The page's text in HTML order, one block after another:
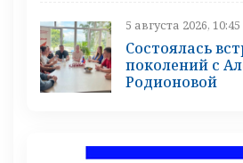
5 августа 2026, 10:45
Состоялась
поколений с
Родионовой